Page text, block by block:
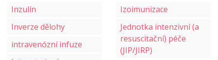
Inzulín
Inverze dělohy
intravenózní infuze
Izoimunizace
Jednotka intenzivní (a
resuscitační) péče
(JIP/JIRP)